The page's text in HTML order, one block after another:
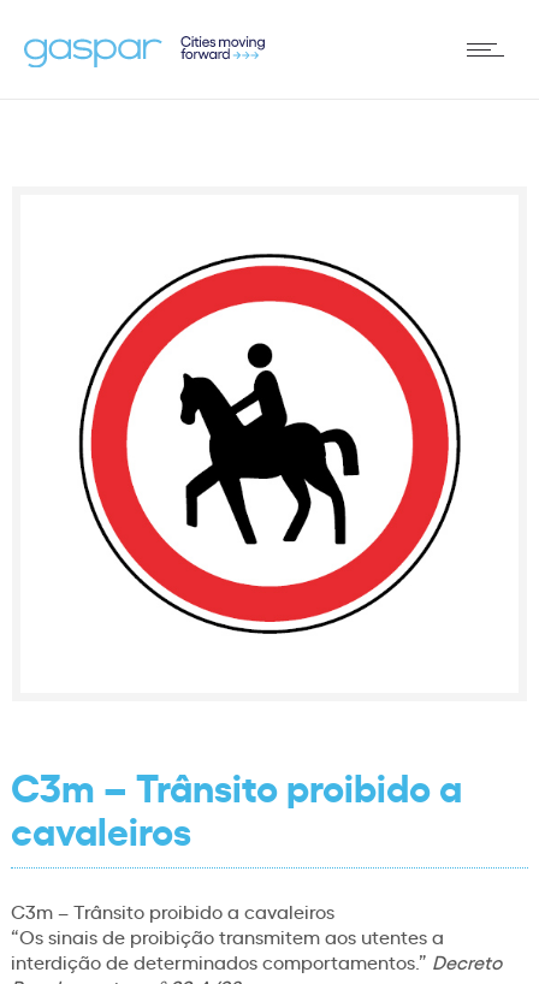
C3m – Trânsito proibido a
cavaleiros
C3m – Trânsito proibido a cavaleiros
“Os sinais de proibição transmitem aos utentes a
interdição de determinados comportamentos.” Decreto